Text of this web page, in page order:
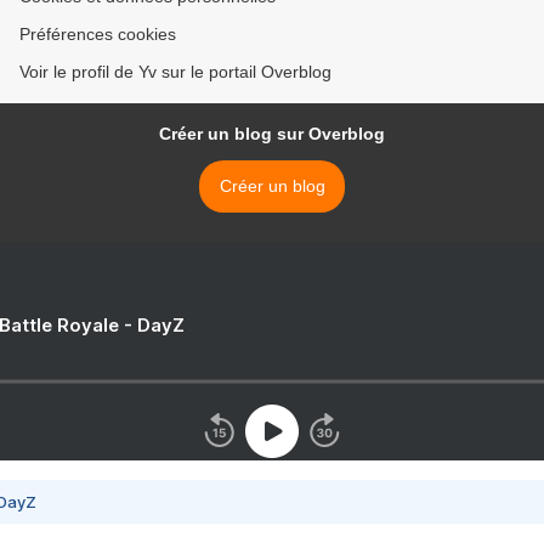
Préférences cookies
Voir le profil de Yv sur le portail Overblog
Créer un blog sur Overblog
Créer un blog
Royale - DayZ